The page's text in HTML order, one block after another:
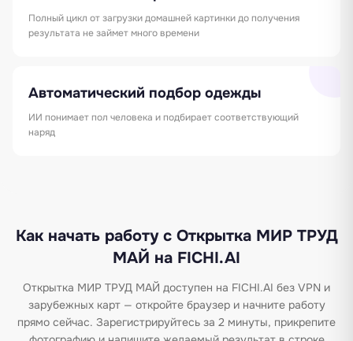
Полный цикл от загрузки домашней картинки до получения
результата не займет много времени
Автоматический подбор одежды
ИИ понимает пол человека и подбирает соответствующий
наряд
Как начать работу с Открытка МИР ТРУД
МАЙ на FICHI.AI
Открытка МИР ТРУД МАЙ доступен на FICHI.AI без VPN и
зарубежных карт — откройте браузер и начните работу
прямо сейчас. Зарегистрируйтесь за 2 минуты, прикрепите